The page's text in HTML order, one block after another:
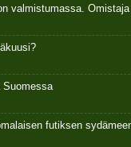
valmistumassa.
futiksen